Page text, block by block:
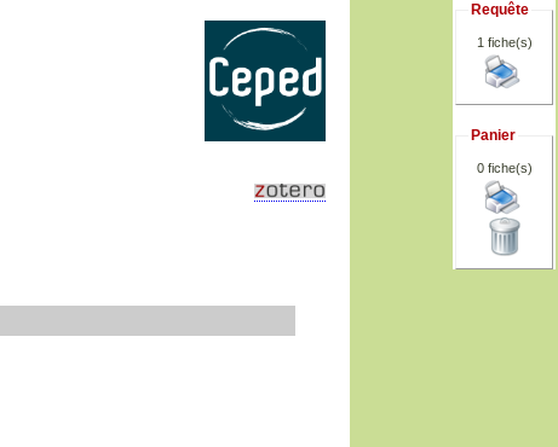
Requête
1 fiche(s)
Panier
0fiche(s)